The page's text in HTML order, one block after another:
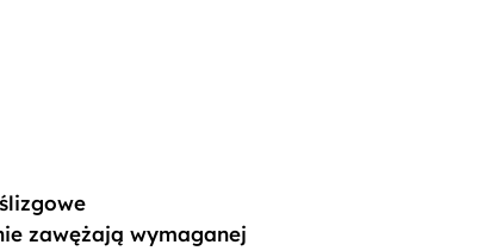
zawężają wymaganej